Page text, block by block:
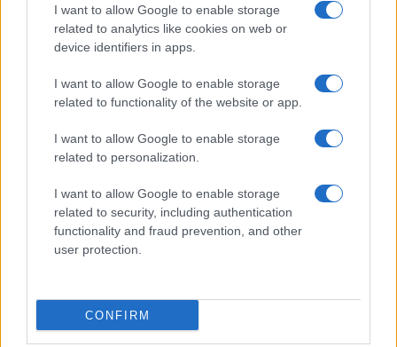
I want to allow Google to enable storage
related to analytics like cookies on web or
device identifiers in apps.
I want to allow Google to enable storage
related to functionality of the website or app.
I want to allow Google to enable storage
related to personalization.
I want to allow Google to enable storage
related to security, including authentication
functionality and fraud prevention, and other
user protection.
CONFIRM
Matteo Pellegrino · 8 Ago 2026